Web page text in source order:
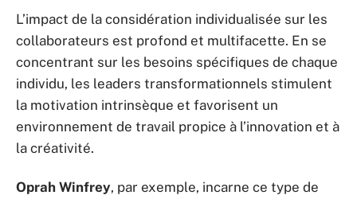
L’impact de la considération individualisée sur les
collaborateurs est profond et multifacette. En se
concentrant sur les besoins spécifiques de chaque
individu, les leaders transformationnels stimulent
la motivation intrinsèque et favorisent un
environnement de travail propice à l’innovation et à
la créativité.
Oprah Winfrey, par exemple, incarne ce type de